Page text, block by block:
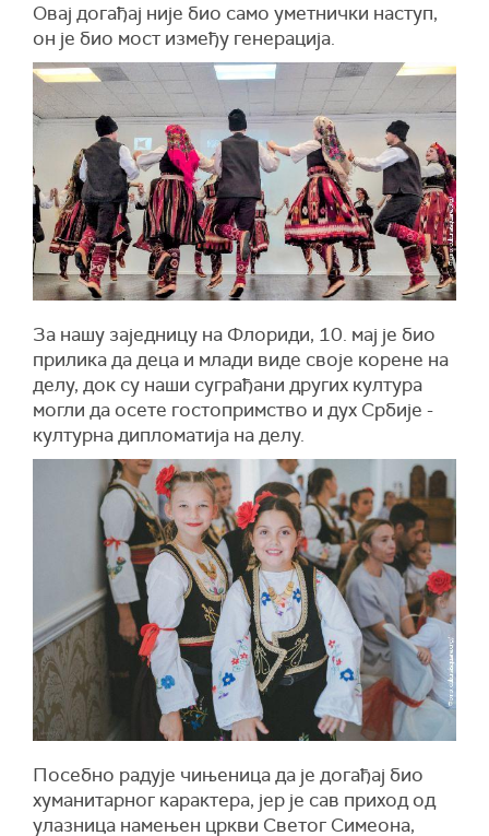
Овај догађај није био само уметнички наступ,
он је био мост између генерација.
За нашу заједницу на Флориди, 10. мај је био
прилика да деца и млади виде своје корене на
делу, док су наши суграђани других култура
могли да осете гостопримство и дух Србије -
културна дипломатија на делу.
Посебно радује чињеница да је догађај био
хуманитарног карактера, јер је сав приход од
улазница намењен цркви Светог Симеона,